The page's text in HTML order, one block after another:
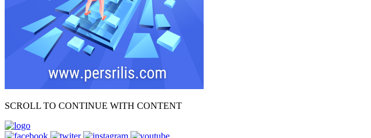
SCROLL TO CONTINUE WITH CONTENT